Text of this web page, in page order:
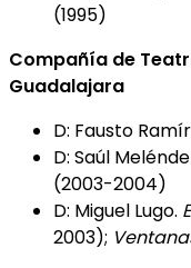
(1995)
Compañía de
Guadalajara
D: Fausto
D: Saúl
(2003-2004)
D: Miguel Lugo.
2003);